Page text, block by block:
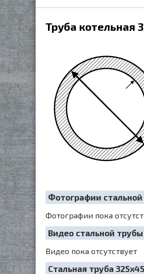
Труба котельная
Фотографии стальной
Фотографии пока
Видео стальной
Видео пока отсутствует
Cтальная труба